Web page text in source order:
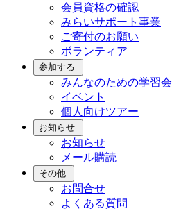
会員資格の確認
みらいサポート事業
ご寄付のお願い
ボランティア
参加する
みんなのための学習会
イベント
個人向けツアー
お知らせ
お知らせ
メール購読
その他
お問合せ
よくある質問